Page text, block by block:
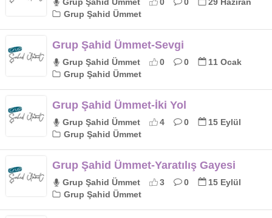
Grup Şahid Ümmet
Grup Şahid Ümmet-Sevgi
Grup Şahid Ümmet 0 0
11 Ocak
Grup Şahid Ümmet
Grup Şahid Ümmet-İki Yol
Grup Şahid Ümmet 4 0
15 Eylül
Grup Şahid Ümmet
Grup Şahid Ümmet-Yaratılış Gayesi
Grup Şahid Ümmet 3 0
15 Eylül
Grup Şahid Ümmet